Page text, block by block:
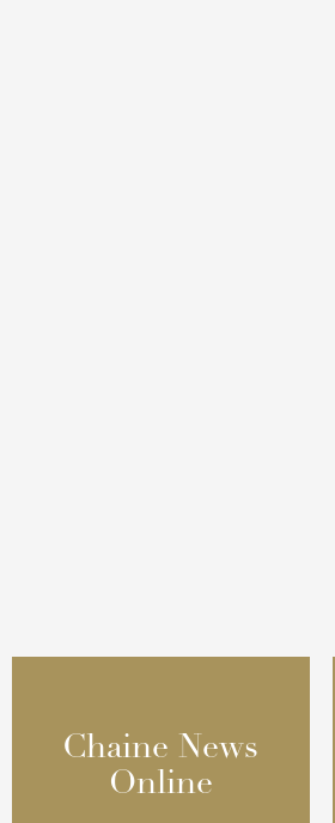
Chaine News
Online
Chaine News
Online